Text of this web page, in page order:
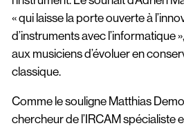
« qui laisse la porte ouverte à
d’instruments avec l’informatique
aux musiciens d’évoluer en
classique.
Comme le souligne Matthias
chercheur de l’IRCAM spécialiste